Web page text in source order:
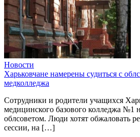
Новости
Харьковчане намерены судиться с
медколледжа
Сотрудники и родители учащихся
медицинского базового колледжа №1
облсоветом. Люди хотят обжаловать
сессии, на […]